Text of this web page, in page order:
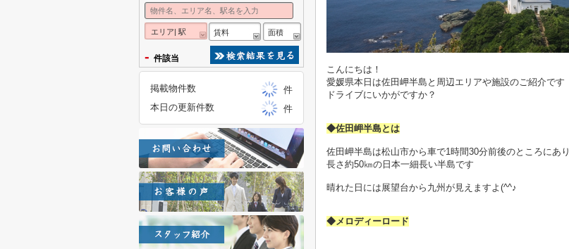
こんにちは！
愛媛県本日は佐田岬半島と周辺エリアや施設のご紹介です
ドライブにいかがですか？
◆佐田岬半島とは
佐田岬半島は松山市から車で1時間30分前後のところにあり
長さ約50㎞の日本一細長い半島です
晴れた日には展望台から九州が見えますよ(^^♪
◆メロディーロード
エリア| 駅 賃料 面積
- 件該当
掲載物件数
件
本日の更新件数
件